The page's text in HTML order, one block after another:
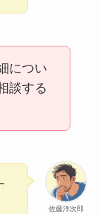
につい
談する
佐藤洋次郎